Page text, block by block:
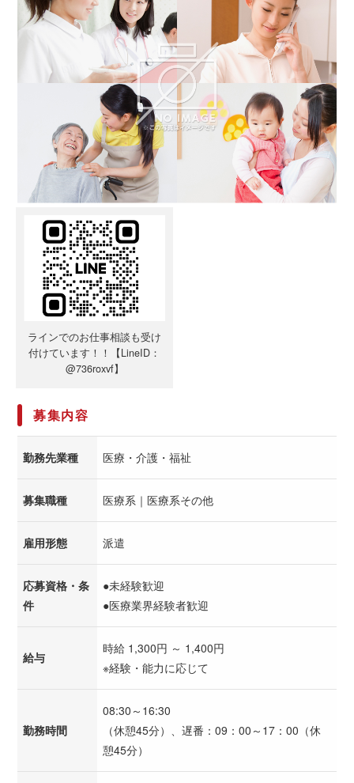
ラインでのお仕事相談も受け
付けています！！【LineID：
@736roxvf】
募集内容
勤務先業種 医療・介護・福祉
募集職種 医療系｜医療系その他
雇用形態 派遣
応募資格・条
件
●未経験歓迎
●医療業界経験者歓迎
給与
時給 1,300円 ～ 1,400円
※経験・能力に応じて
勤務時間
08:30～16:30
（休憩45分）、遅番：09：00～17：00（休
憩45分）